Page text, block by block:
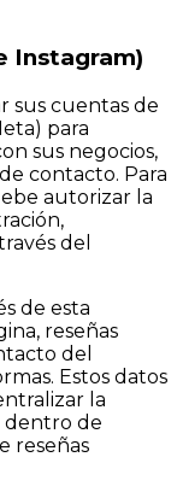
Instagram)
sus cuentas de
para
sus negocios,
contacto. Para
autorizar la
del
de esta
reseñas
del
Estos datos
la
dentro de
reseñas